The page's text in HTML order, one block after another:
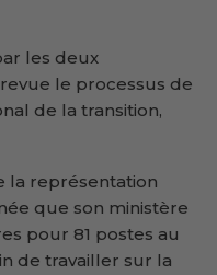
les deux
le processus de
de la transition,
la représentation
que son ministère
pour 81 postes au
de travailler sur la